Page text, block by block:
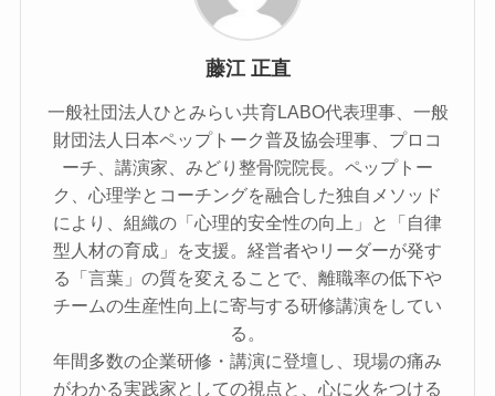
藤江 正直
一般社団法人ひとみらい共育LABO代表理事、一般
財団法人日本ペップトーク普及協会理事、プロコ
ーチ、講演家、みどり整骨院院長。ペップトー
ク、心理学とコーチングを融合した独自メソッド
により、組織の「心理的安全性の向上」と「自律
型人材の育成」を支援。経営者やリーダーが発す
る「言葉」の質を変えることで、離職率の低下や
チームの生産性向上に寄与する研修講演をしてい
る。
年間多数の企業研修・講演に登壇し、現場の痛み
がわかる実践家としての視点と、心に火をつける